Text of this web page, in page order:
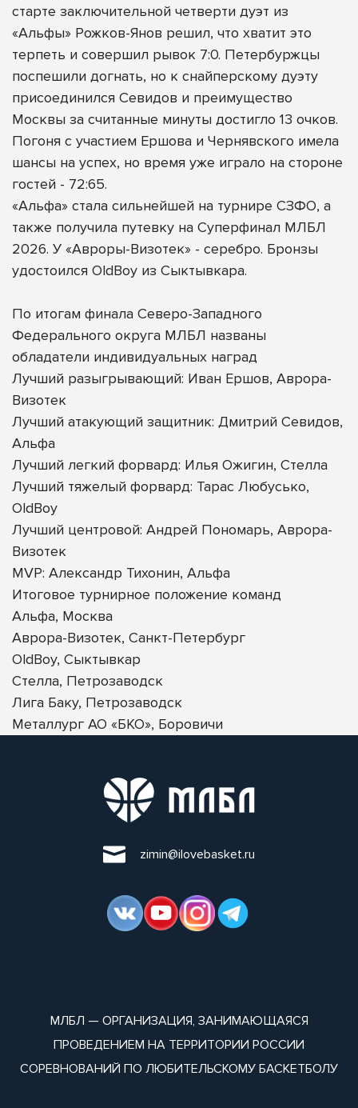
старте заключительной четверти дуэт из
«Альфы» Рожков-Янов решил, что хватит это
терпеть и совершил рывок 7:0. Петербуржцы
поспешили догнать, но к снайперскому дуэту
присоединился Севидов и преимущество
Москвы за считанные минуты достигло 13 очков.
Погоня с участием Ершова и Чернявского имела
шансы на успех, но время уже играло на стороне
гостей - 72:65.
«Альфа» стала сильнейшей на турнире СЗФО, а
также получила путевку на Суперфинал МЛБЛ
2026. У «Авроры-Визотек» - серебро. Бронзы
удостоился OldBoy из Сыктывкара.
По итогам финала Северо-Западного
Федерального округа МЛБЛ названы
обладатели индивидуальных наград
Лучший разыгрывающий: Иван Ершов, Аврора-
Визотек
Лучший атакующий защитник: Дмитрий Севидов,
Альфа
Лучший легкий форвард: Илья Ожигин, Стелла
Лучший тяжелый форвард: Тарас Любусько,
OldBoy
Лучший центровой: Андрей Пономарь, Аврора-
Визотек
MVP: Александр Тихонин, Альфа
Итоговое турнирное положение команд
Альфа, Москва
Аврора-Визотек, Санкт-Петербург
OldBoy, Сыктывкар
Стелла, Петрозаводск
Лига Баку, Петрозаводск
Металлург АО «БКО», Боровичи
zimin@ilovebasket.ru
МЛБЛ — ОРГАНИЗАЦИЯ, ЗАНИМАЮЩАЯСЯ
ПРОВЕДЕНИЕМ НА ТЕРРИТОРИИ РОССИИ
СОРЕВНОВАНИЙ ПО ЛЮБИТЕЛЬСКОМУ БАСКЕТБОЛУ